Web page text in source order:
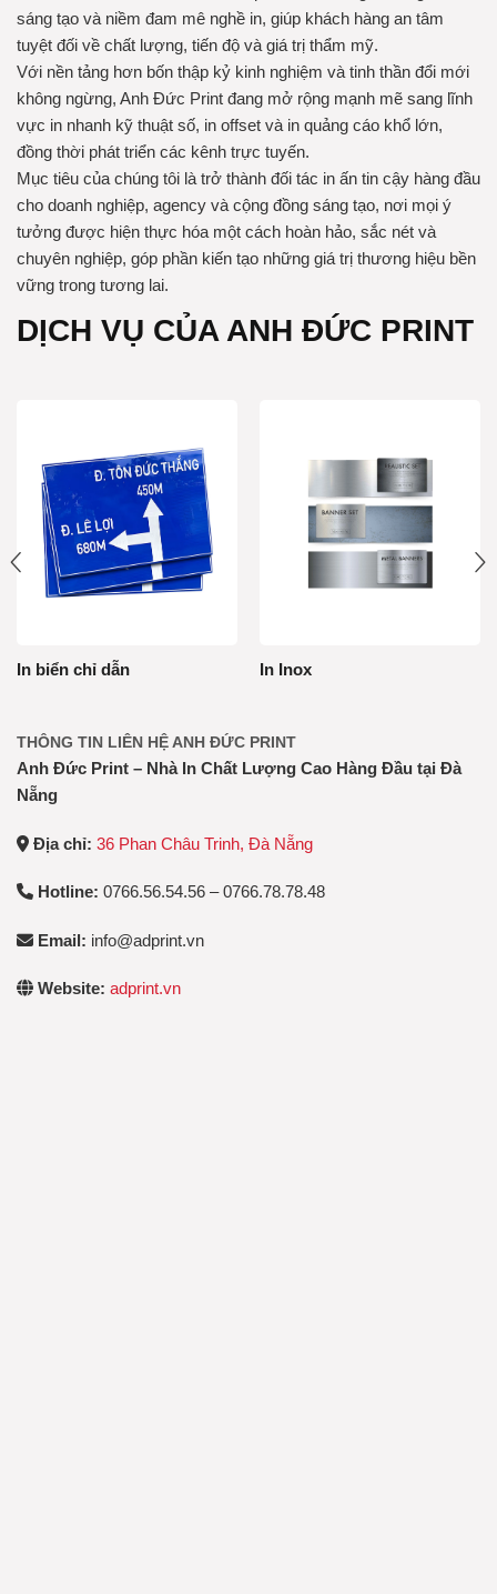
sáng tạo và niềm đam mê nghề in, giúp khách hàng an tâm
tuyệt đối về chất lượng, tiến độ và giá trị thẩm mỹ.
Với nền tảng hơn bốn thập kỷ kinh nghiệm và tinh thần đổi mới
không ngừng, Anh Đức Print đang mở rộng mạnh mẽ sang lĩnh
vực in nhanh kỹ thuật số, in offset và in quảng cáo khổ lớn,
đồng thời phát triển các kênh trực tuyến.
Mục tiêu của chúng tôi là trở thành đối tác in ấn tin cậy hàng đầu
cho doanh nghiệp, agency và cộng đồng sáng tạo, nơi mọi ý
tưởng được hiện thực hóa một cách hoàn hảo, sắc nét và
chuyên nghiệp, góp phần kiến tạo những giá trị thương hiệu bền
vững trong tương lai.
DỊCH VỤ CỦA ANH ĐỨC PRINT
In biển chỉ dẫn In Inox
THÔNG TIN LIÊN HỆ ANH ĐỨC PRINT
Anh Đức Print – Nhà In Chất Lượng Cao Hàng Đầu tại Đà
Nẵng
Địa chỉ: 36 Phan Châu Trinh, Đà Nẵng
Hotline: 0766.56.54.56 – 0766.78.78.48
Email: info@adprint.vn
Website: adprint.vn